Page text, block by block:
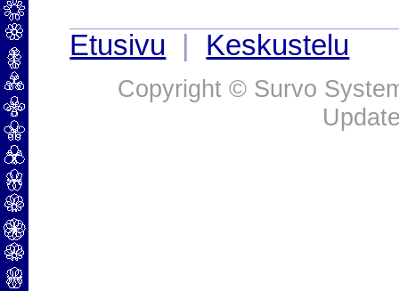
Etusivu
Keskustelu
Copyright © Survo